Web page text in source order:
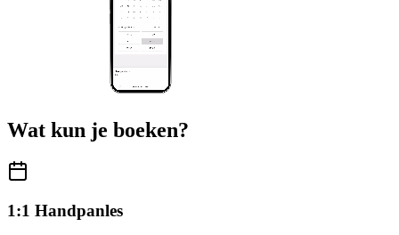
Wat kun je boeken?
1:1 Handpanles